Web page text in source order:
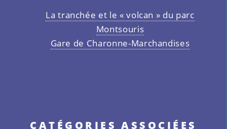
La tranchée et le « volcan » du parc
Montsouris
Gare de Charonne-Marchandises
CATÉGORIES ASSOCIÉES